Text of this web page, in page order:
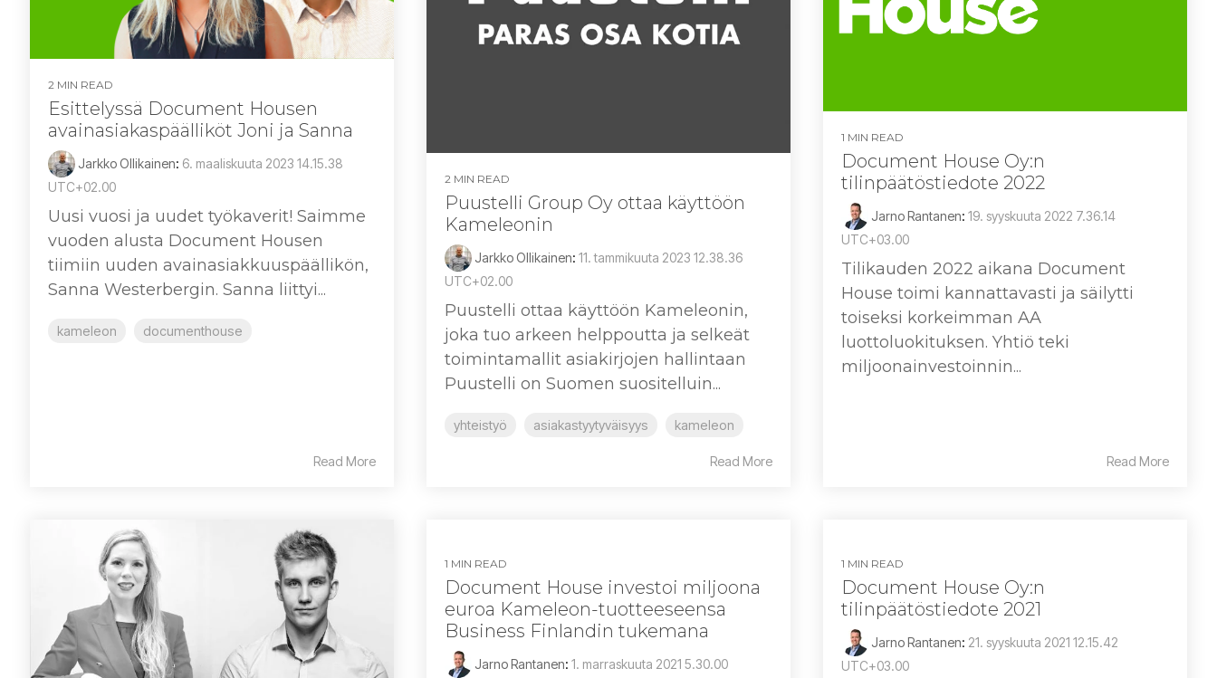
2 MIN READ
Esittelyssä Document Housen
avainasiakaspäälliköt Joni ja Sanna
Jarkko Ollikainen: 6. maaliskuuta 2023 14.15.38
UTC+02.00
Uusi vuosi ja uudet työkaverit! Saimme
vuoden alusta Document Housen
tiimiin uuden avainasiakkuuspäällikön,
Sanna Westerbergin. Sanna liittyi...
kameleon documenthouse
Read More
2 MIN READ
Puustelli Group Oy ottaa käyttöön
Kameleonin
Jarkko Ollikainen: 11. tammikuuta 2023 12.38.36
UTC+02.00
Puustelli ottaa käyttöön Kameleonin,
joka tuo arkeen helppoutta ja selkeät
toimintamallit asiakirjojen hallintaan
Puustelli on Suomen suositelluin...
yhteistyö asiakastyytyväisyys kameleon
Read More
1 MIN READ
Document House Oy:n
tilinpäätöstiedote 2022
Jarno Rantanen: 19. syyskuuta 2022 7.36.14
UTC+03.00
Tilikauden 2022 aikana Document
House toimi kannattavasti ja säilytti
toiseksi korkeimman AA
luottoluokituksen. Yhtiö teki
miljoonainvestoinnin...
Read More
1 MIN READ
Document House investoi miljoona
euroa Kameleon-tuotteeseensa
Business Finlandin tukemana
Jarno Rantanen: 1. marraskuuta 2021 5.30.00
1 MIN READ
Document House Oy:n
tilinpäätöstiedote 2021
Jarno Rantanen: 21. syyskuuta 2021 12.15.42
UTC+03.00